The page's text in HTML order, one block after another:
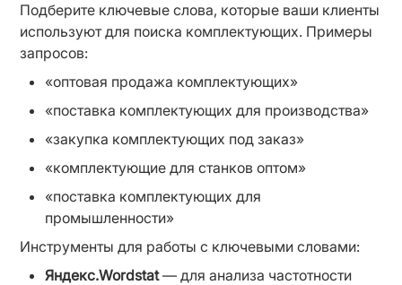
Подберите ключевые слова, которые ваши клиенты
используют для поиска комплектующих. Примеры
запросов:
«оптовая продажа комплектующих»
«поставка комплектующих для производства»
«закупка комплектующих под заказ»
«комплектующие для станков оптом»
«поставка комплектующих для
промышленности»
Инструменты для работы с ключевыми словами:
Яндекс.Wordstat — для анализа частотности